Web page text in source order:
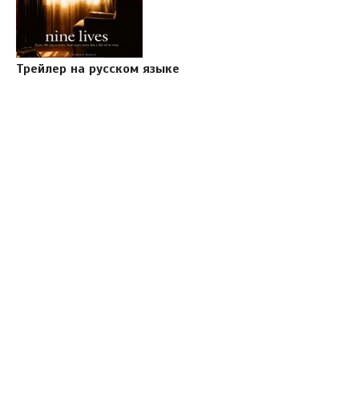
Трейлер на русском языке